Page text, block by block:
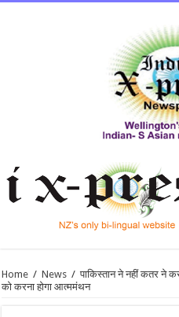
Home / News / पाकिस्तान ने नहीं कतर ने
को करना होगा आत्ममंथन